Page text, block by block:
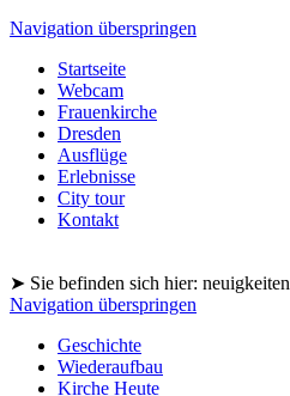
Navigation überspringen
Startseite
Webcam
Frauenkirche
Dresden
Ausflüge
Erlebnisse
City tour
Kontakt
➤ Sie befinden sich hier: neuigkeiten
Navigation überspringen
Geschichte
Wiederaufbau
Kirche Heute